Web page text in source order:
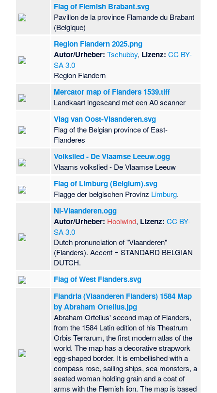
Flag of Flemish Brabant.svg
Pavillon de la province Flamande du Brabant
(Belgique)
Region Flandern 2025.png
Autor/Urheber: Tschubby, Lizenz: CC BY-
SA 3.0
Region Flandern
Mercator map of Flanders 1539.tiff
Landkaart ingescand met een A0 scanner
Vlag van Oost-Vlaanderen.svg
Flag of the Belgian province of East-
Flanderes
Volkslied - De Vlaamse Leeuw.ogg
Vlaams volkslied - De Vlaamse Leeuw
Flag of Limburg (Belgium).svg
Flagge der belgischen Provinz Limburg.
Nl-Vlaanderen.ogg
Autor/Urheber: Hooiwind, Lizenz: CC BY-
SA 3.0
Dutch pronunciation of "Vlaanderen"
(Flanders). Accent = STANDARD BELGIAN
DUTCH.
Flag of West Flanders.svg
Flandria (Vlaanderen Flanders) 1584 Map
by Abraham Ortelius.jpg
Abraham Ortelius' second map of Flanders,
from the 1584 Latin edition of his Theatrum
Orbis Terrarum, the first modern atlas of the
world. The map has a decorative strapwork
egg-shaped border. It is embellished with a
compass rose, sailing ships, sea monsters, a
seated woman holding grain and a coat of
arms with the Flemish lion. The map is based